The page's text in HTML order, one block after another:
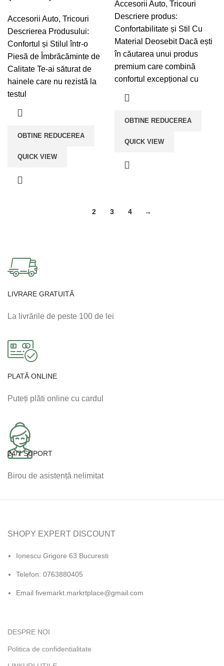
Accesorii Auto, Tricouri
Descrierea Produsului:
Confortul și Stilul într-o
Piesă de Îmbrăcăminte de
Calitate Te-ai săturat de
hainele care nu rezistă la
testul
OBTINE REDUCEREA
QUICK VIEW
Accesorii Auto, Tricouri
Descriere produs:
Confortabilitate și Stil Cu
Material Deosebit Dacă ești
în căutarea unui produs
premium care combină
confortul excepțional cu
OBTINE REDUCEREA
QUICK VIEW
2 3 4 →
LIVRARE GRATUITĂ
La livrările de peste 100 de lei
PLATĂ ONLINE
Puteți plăti online cu cardul
24/7 SUPORT
Birou de asistență nelimitat
SHOPY EXPERT DISCOUNT
Ionescu Grigore 63 Bucuresti
Telefon: 0763880405
Email fivemarkt.markrtplace@gmail.com
DESPRE NOI
Politica de confidentialitate